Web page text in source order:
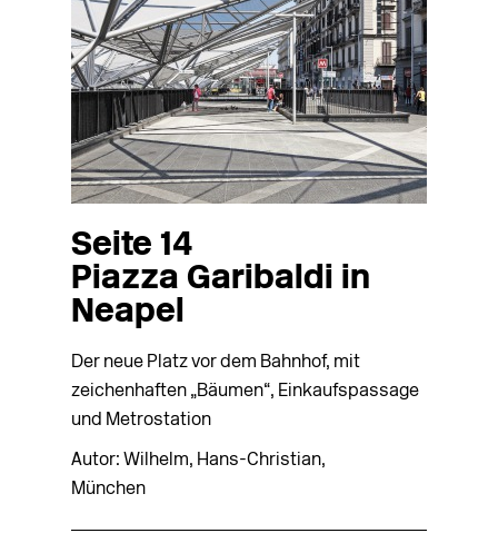
Seite 14
Piazza Garibaldi in
Neapel
Der neue Platz vor dem Bahnhof, mit
zeichenhaften „Bäumen“, Einkaufspassage
und Metrostation
Autor: Wilhelm, Hans-Christian,
München